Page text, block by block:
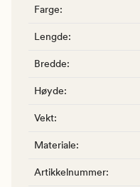
Farge:
Lengde:
Bredde:
Høyde:
Vekt:
Materiale:
Artikkelnummer: